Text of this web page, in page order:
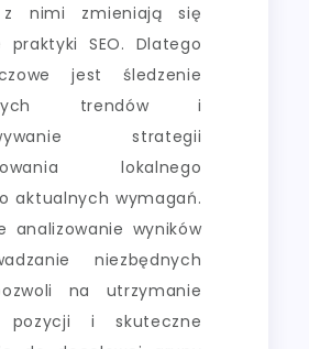
nimi zmieniają się
praktyki SEO. Dlatego
jest śledzenie
trendów i
strategii
lokalnego
aktualnych wymagań.
analizowanie wyników
niezbędnych
na utrzymanie
pozycji i skuteczne